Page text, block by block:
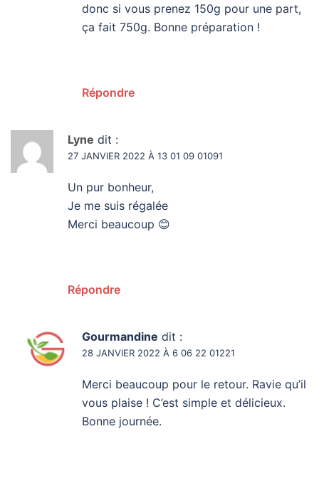
donc si vous prenez 150g pour une part,
ça fait 750g. Bonne préparation !
Répondre
Lyne dit :
27 JANVIER 2022 À 13 01 09 01091
Un pur bonheur,
Je me suis régalée
Merci beaucoup 😊
Répondre
Gourmandine dit :
28 JANVIER 2022 À 6 06 22 01221
Merci beaucoup pour le retour. Ravie qu’il
vous plaise ! C’est simple et délicieux.
Bonne journée.